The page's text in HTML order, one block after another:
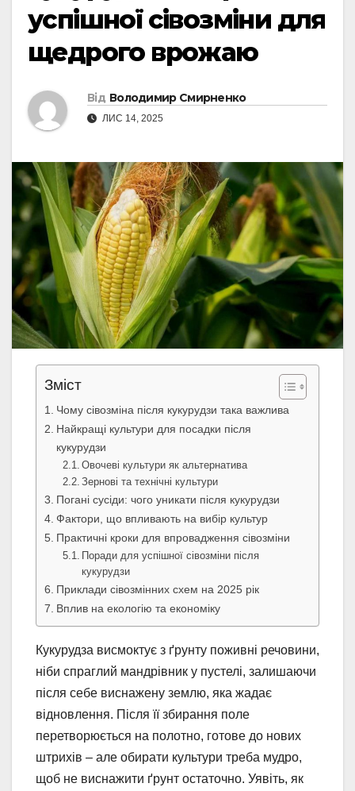
успішної сівозміни для
щедрого врожаю
Від Володимир Смирненко
ЛИС 14, 2025
Зміст
Чому сівозміна після кукурудзи така важлива
Найкращі культури для посадки після
кукурудзи
Овочеві культури як альтернатива
Зернові та технічні культури
Погані сусіди: чого уникати після кукурудзи
Фактори, що впливають на вибір культур
Практичні кроки для впровадження сівозміни
Поради для успішної сівозміни після
кукурудзи
Приклади сівозмінних схем на 2025 рік
Вплив на екологію та економіку
Кукурудза висмоктує з ґрунту поживні речовини,
ніби спраглий мандрівник у пустелі, залишаючи
після себе виснажену землю, яка жадає
відновлення. Після її збирання поле
перетворюється на полотно, готове до нових
штрихів – але обирати культури треба мудро,
щоб не виснажити ґрунт остаточно. Уявіть, як